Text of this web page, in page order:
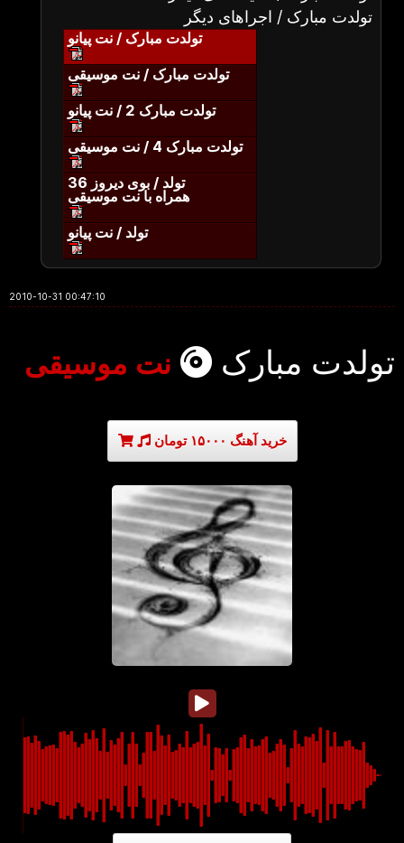
تولدت مبارک / اجراهای دیگر
تولدت مبارک / نت پیانو
تولدت مبارک / نت موسیقی
تولدت مبارک 2 / نت پیانو
تولدت مبارک 4 / نت موسیقی
تولد / بوی دیروز 36
همراه با نت موسیقی
تولد / نت پیانو
2010-10-31 00:47:10
تولدت مبارک نت موسیقی
خرید آهنگ ۱۵۰۰۰ تومان